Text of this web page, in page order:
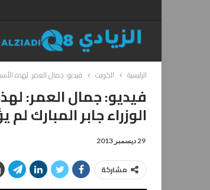
الرئيسية الكويت فيديو: جمال العمر: لهذه
فيديو: جمال العمر:
الوزراء جابر المبارك لم
29 ديسمبر 2013
مشاركة